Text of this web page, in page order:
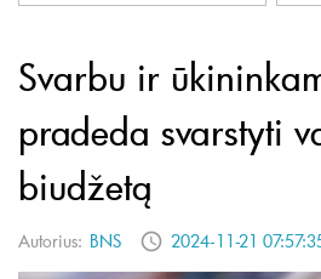
Svarbu ir
pradeda svarstyti
biudžetą
Autorius: BNS 2024-11-21